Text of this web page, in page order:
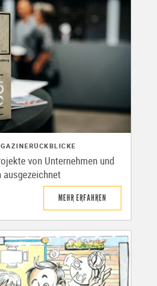
RÜCKBLICKE
von Unternehmen und
MEHR ERFAHREN